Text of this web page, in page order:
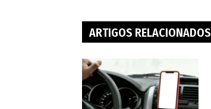
ARTIGOS RELACIONADOS